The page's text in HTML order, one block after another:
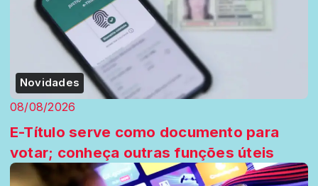
Novidades
08/08/2026
E-Título serve como documento para
votar; conheça outras funções úteis